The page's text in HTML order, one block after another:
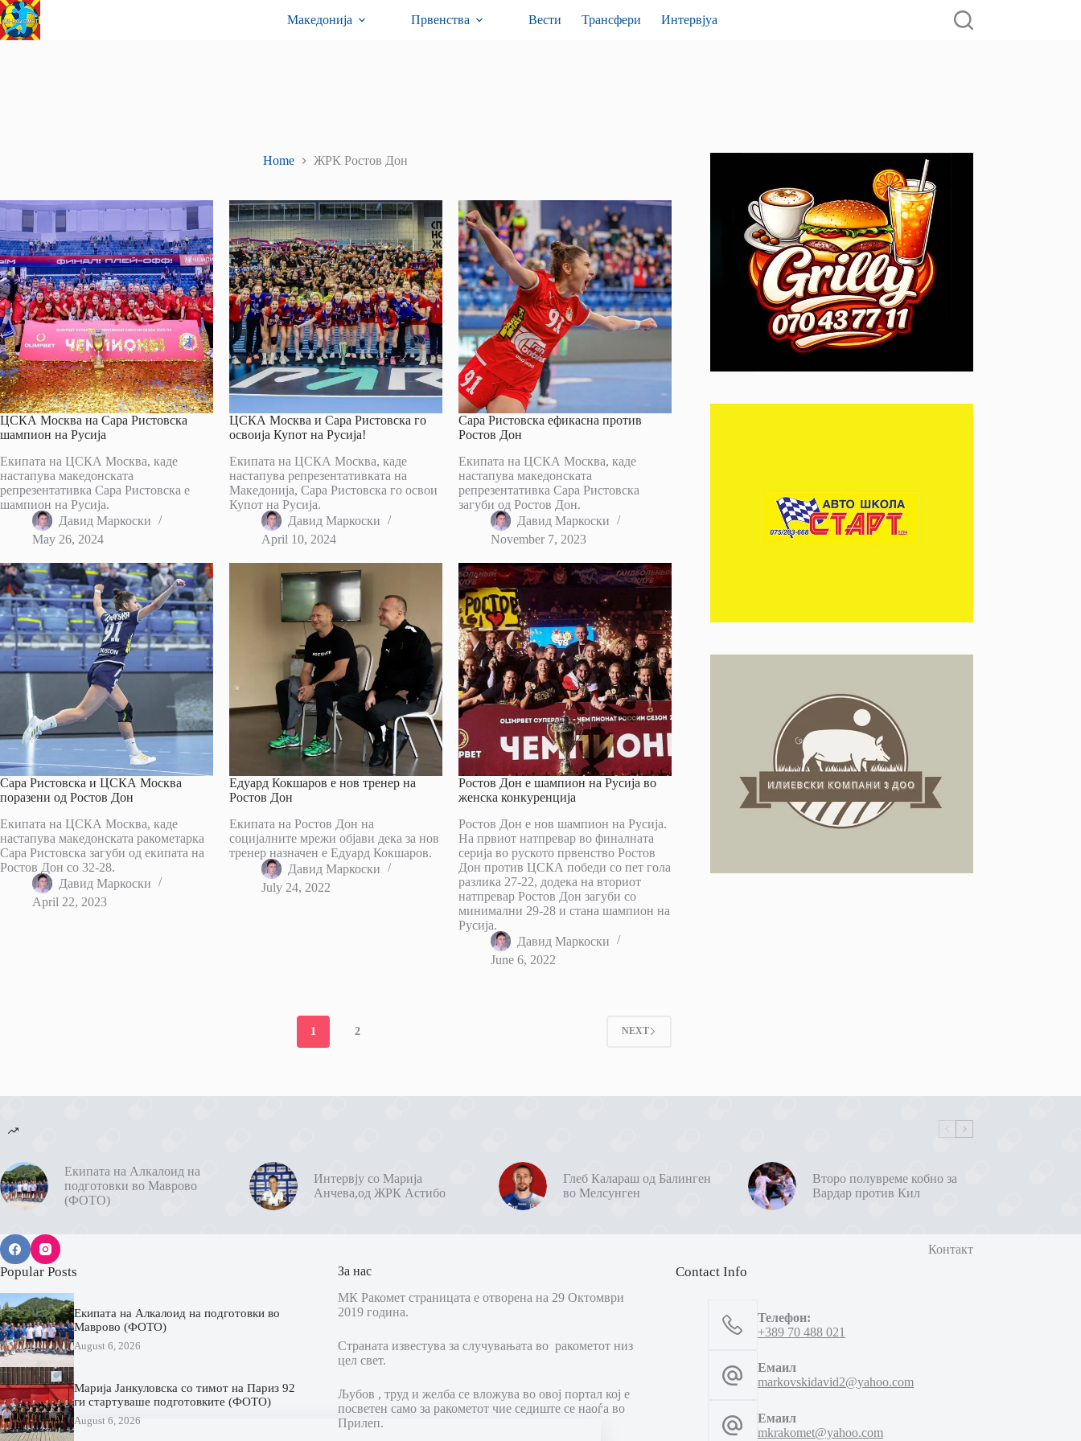
Skip
to
content
Македонија Првенства Вести Трансфери Интервјуа
Home ЖРК Ростов Дон
ЦСКА Москва на Сара Ристовска
шампион на Русија
Екипата на ЦСКА Москва, каде
настапува македонската
репрезентативка Сара Ристовска е
шампион на Русија.
Давид Маркоски
May 26, 2024
ЦСКА Москва и Сара Ристовска го
освоија Купот на Русија!
Екипата на ЦСКА Москва, каде
настапува репрезентативката на
Македонија, Сара Ристовска го освои
Купот на Русија.
Давид Маркоски
April 10, 2024
Сара Ристовска ефикасна против
Ростов Дон
Екипата на ЦСКА Москва, каде
настапува македонската
репрезентативка Сара Ристовска
загуби од Ростов Дон.
Давид Маркоски
November 7, 2023
Сара Ристовска и ЦСКА Москва
поразени од Ростов Дон
Екипата на ЦСКА Москва, каде
настапува македонската ракометарка
Сара Ристовска загуби од екипата на
Ростов Дон со 32-28.
Давид Маркоски
April 22, 2023
Едуард Кокшаров е нов тренер на
Ростов Дон
Екипата на Ростов Дон на
социјалните мрежи објави дека за нов
тренер назначен е Едуард Кокшаров.
Давид Маркоски
July 24, 2022
Ростов Дон е шампион на Русија во
женска конкуренција
Ростов Дон е нов шампион на Русија.
На првиот натпревар во финалната
серија во руското првенство Ростов
Дон против ЦСКА победи со пет гола
разлика 27-22, додека на вториот
натпревар Ростов Дон загуби со
минимални 29-28 и стана шампион на
Русија.
Давид Маркоски
June 6, 2022
1 2 NEXT
Екипата на Алкалоид на
подготовки во Маврово
(ФОТО)
Интервју со Марија
Анчева,од ЖРК Астибо
Глеб Калараш од Балинген
во Мелсунген
Второ полувреме кобно за
Вардар против Кил
Контакт
Popular Posts
Екипата на Алкалоид на подготовки во
Маврово (ФОТО)
August 6, 2026
Марија Јанкуловска со тимот на Париз 92
ги стартуваше подготовките (ФОТО)
August 6, 2026
За нас
МК Ракомет страницата е отворена на 29 Октомври
2019 година.
Страната известува за случувањата во ракометот низ
цел свет.
Љубов , труд и желба се вложува во овој портал кој е
посветен само за ракометот чие седиште се наоѓа во
Прилеп.
Contact Info
Телефон:
+389 70 488 021
Емаил
markovskidavid2@yahoo.com
Емаил
mkrakomet@yahoo.com